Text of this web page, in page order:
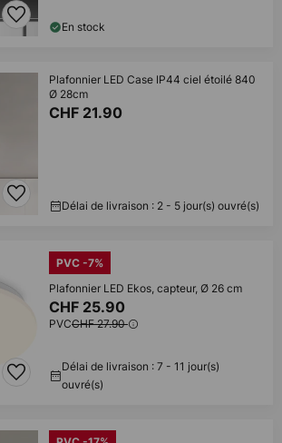
En stock
Plafonnier LED Case IP44 ciel étoilé 840
Ø 28cm
CHF 21.90
Délai de livraison : 2 - 5 jour(s) ouvré(s)
PVC -7%
Plafonnier LED Ekos, capteur, Ø 26 cm
CHF 25.90
PVCCHF 27.90
Délai de livraison : 7 - 11 jour(s)
ouvré(s)